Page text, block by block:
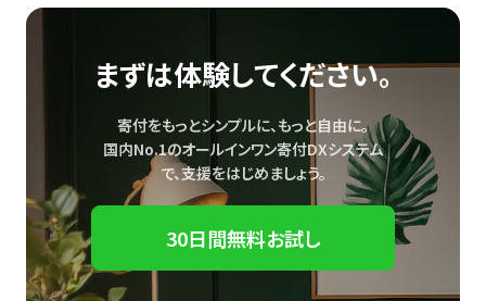
まずは体験してください。
寄付をもっとシンプルに、もっと自由に。
国内No.1のオールインワン寄付DXシステム
で、支援をはじめましょう。
30日間無料お試し